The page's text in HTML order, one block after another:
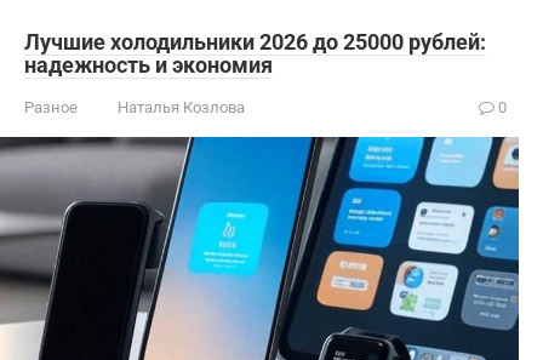
Лучшие холодильники 2026 до 25000 рублей:
надежность и экономия
Разное Наталья Козлова 0